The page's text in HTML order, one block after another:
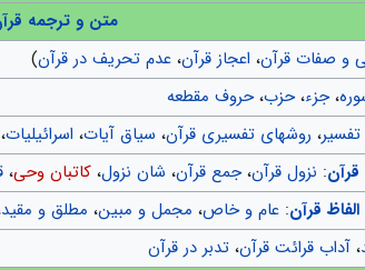
متن و ترجمه
و صفات قرآن، اعجاز قرآن، عدم تحریف در قرآن)
،جزء،حزب،حروف مقطعه
، روشهای تفسیری قرآن، سیاق آیات، اسرائیلیات،
قرآن: نزول قرآن،جمع قرآن، شان نزول، کاتبان وحی،
قرآن: عام و خاص، مجمل و مبین، مطلق و مقید
، آداب قرائت قرآن، تدبر در قرآن